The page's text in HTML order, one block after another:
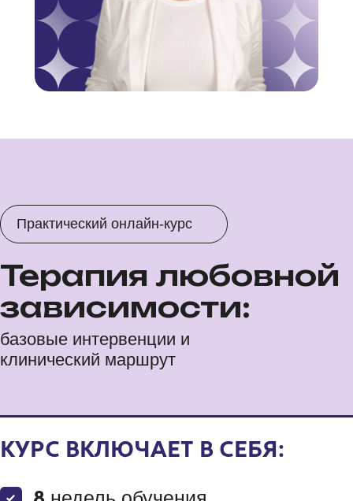
115172, г. Москва, вн. тер. г. Муниципальный округ
Таганский ул. Большие Каменщики, д. 1
Телефон: +7 (495) 127-01-82
эл. почта: services@ii-pp.ru
собственностью, охраняются Законом об авторском праве,
Продукция произведена на территории Российской
Федерации.
Products made in Russian Federation.
Публичная оферта на заключение договора на
Политика обработки персональных данных
Согласие на получение рекламных рассылок
Возврат денежных средств